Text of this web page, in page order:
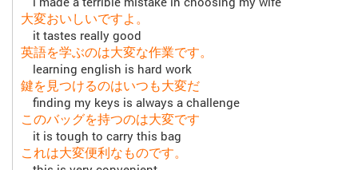
大変おいしいですよ。
it tastes really good
英語を学ぶのは大変な作業です。
learning english is hard work
鍵を見つけるのはいつも大変だ
finding my keys is always a challenge
このバッグを持つのは大変です
it is tough to carry this bag
これは大変便利なものです。